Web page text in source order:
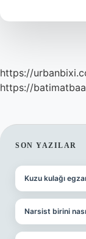
https://
https://
SON YAZILAR
Kuzu kulağı
Narsist birini